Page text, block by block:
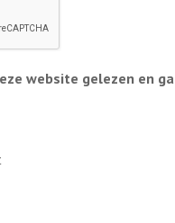
website gelezen en ga